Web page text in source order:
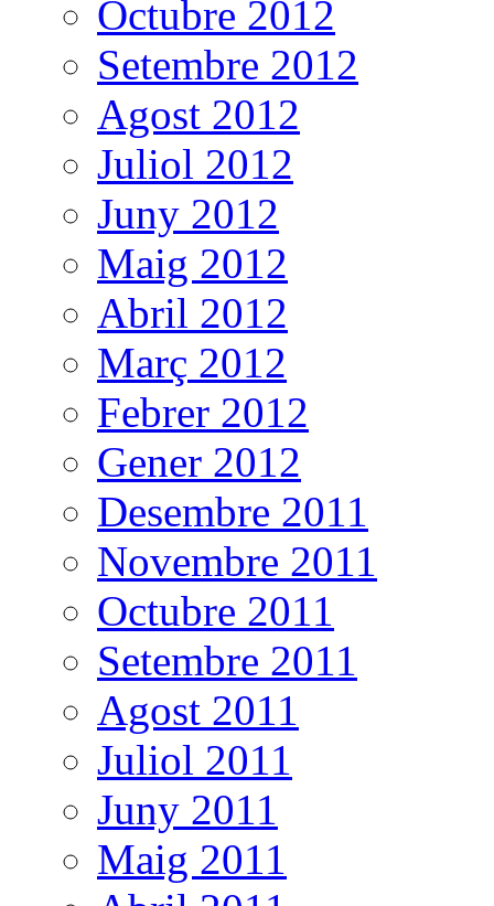
Octubre 2012
Setembre 2012
Agost 2012
Juliol 2012
Juny 2012
Maig 2012
Abril 2012
Març 2012
Febrer 2012
Gener 2012
Desembre 2011
Novembre 2011
Octubre 2011
Setembre 2011
Agost 2011
Juliol 2011
Juny 2011
Maig 2011